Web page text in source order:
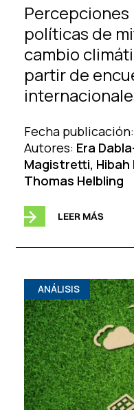
políticas de
cambio
partir de
Fecha publicación:
Autores: Era
Magistretti, Hibah
Thomas Helbling
LEER MÁS
ANÁLISIS